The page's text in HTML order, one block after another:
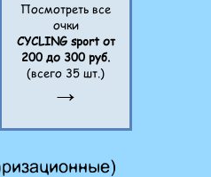
Посмотреть все
очки
CYCLING sport от
200 до 300 руб.
(всего 35 шт.)
→